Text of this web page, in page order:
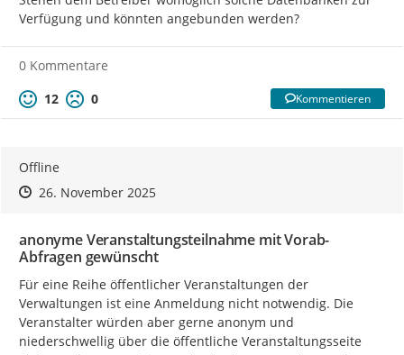
Verfügung und könnten angebunden werden?
0 Kommentare
12
0 Kommentieren
Offline
Zeitpunkt des Erstellens
Zeitpunkt des Erstellens
26. November 2025Zur Äußerung
anonyme Veranstaltungsteilnahme mit Vorab-
Abfragen gewünscht
Für eine Reihe öffentlicher Veranstaltungen der
Verwaltungen ist eine Anmeldung nicht notwendig. Die
Veranstalter würden aber gerne anonym und
niederschwellig über die öffentliche Veranstaltungsseite